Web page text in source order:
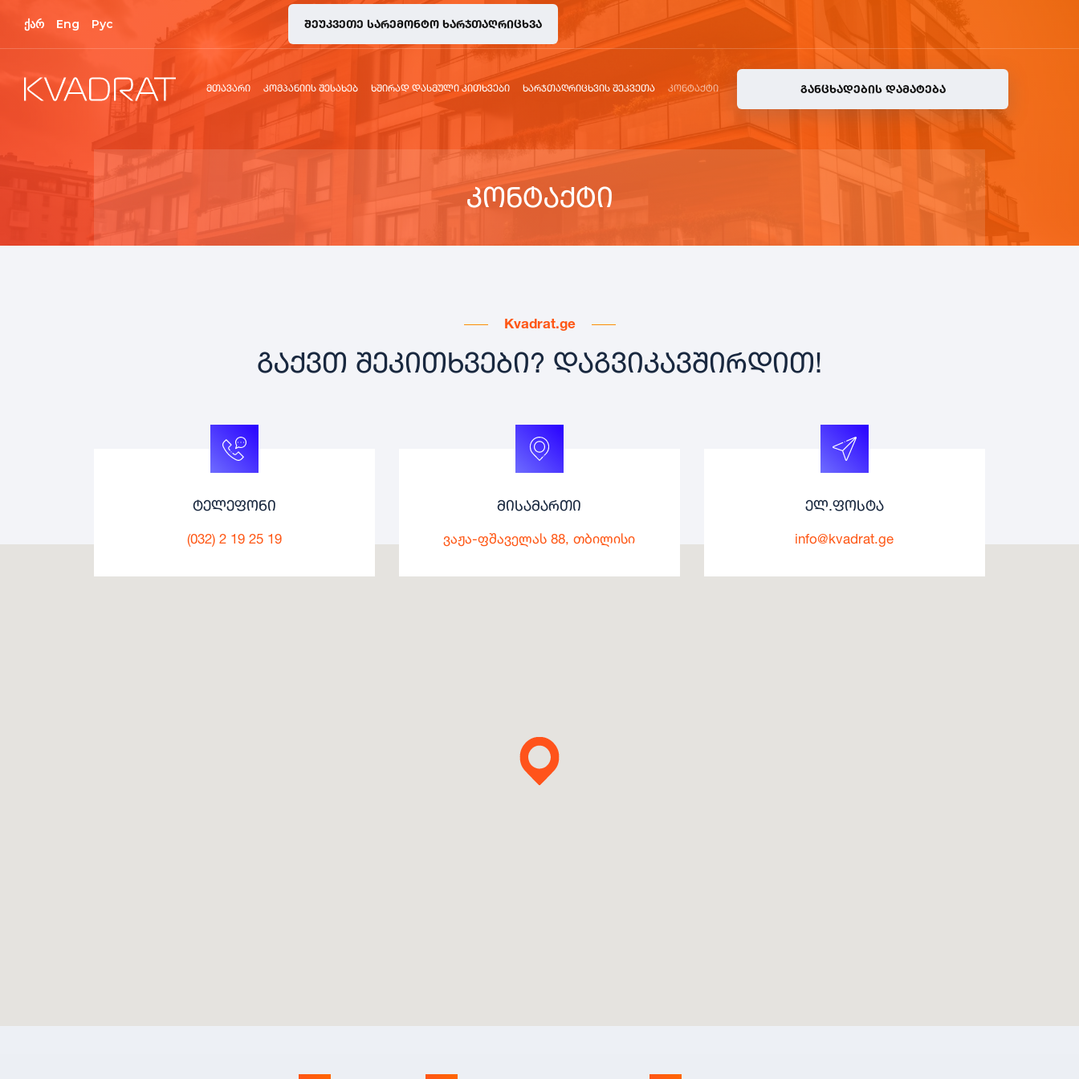
ქარ Eng Рус ᲨᲔᲣᲙᲕᲔᲗᲔ ᲡᲐᲠᲔᲛᲝᲜᲢᲝ ᲮᲐᲠᲯᲗᲐᲦᲠᲘᲪᲮᲕᲐ
ᲛᲗᲐᲕᲐᲠᲘ ᲙᲝᲛᲞᲐᲜᲘᲘᲡ ᲨᲔᲡᲐᲮᲔᲑ ᲮᲨᲘᲠᲐᲓ ᲓᲐᲡᲛᲣᲚᲘ ᲙᲘᲗᲮᲕᲔᲑᲘ ᲮᲐᲠᲯᲗᲐᲦᲠᲘᲪᲮᲕᲘᲡ ᲨᲔᲙᲕᲔᲗᲐ ᲙᲝᲜᲢᲐᲥᲢᲘ ᲒᲐᲜᲪᲮᲐᲓᲔᲑᲘᲡ ᲓᲐᲛᲐᲢᲔᲑᲐ
კონტაქტი
Kvadrat.ge
ᲒᲐᲥᲕᲗ ᲨᲔᲙᲘᲗᲮᲕᲔᲑᲘ? ᲓᲐᲒᲕᲘᲙᲐᲕᲨᲘᲠᲓᲘᲗ!
ტელეფონი
(032) 2 19 25 19
მისამართი
ვაჟა-ფშაველას 88, თბილისი
ელ.ფოსტა
info@kvadrat.ge